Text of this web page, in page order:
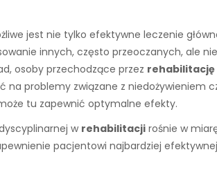
jest nie tylko efektywne leczenie
innych, często przeoczanych, ale
osoby przechodzące przez rehabilitację
na problemy związane z niedożywieniem
tu zapewnić optymalne efekty.
w rehabilitacji rośnie w
pacjentowi najbardziej